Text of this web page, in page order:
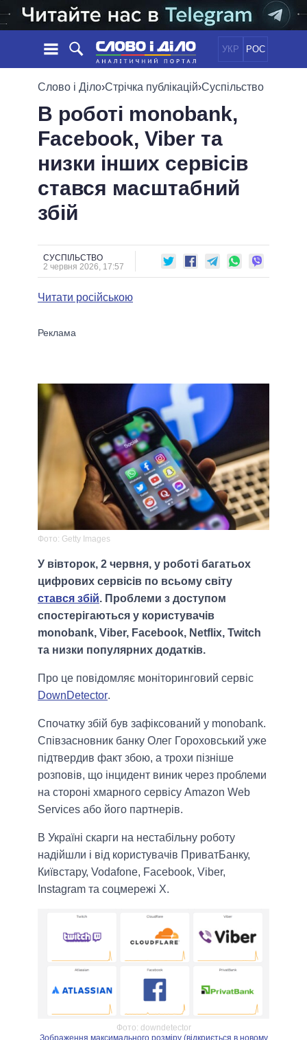
УКР РОС
НОВИНИ
СТРІЧКА
ПОДІЇ
СТАТТІ
ОГЛЯДИ
ДАЙДЖЕСТИ
ПОЛІТИКА
ЕКОНОМІКА
СУСПІЛЬСТВО
ОБIЦЯНКИ
ПОЛIТИКИ
ПРЕЗИДЕНТ І ОФІС
ВЕРХОВНА РАДА
ГОЛОВИ ОБЛАДМІНІСТРАЦІЙ
МЕРИ МІСТ
ВСІ ПЕРСОНИ
ІНФОГРАФІКА
ПОРІВНЯННЯ ПОЛІТИКІВ
Слово і Діло›Стрічка публікацій›Суспільство
В роботі monobank,
Facebook, Viber та
низки інших сервісів
стався масштабний
збій
СУСПІЛЬСТВО
2 червня 2026, 17:57
Читати російською
Фото: Getty Images
У вівторок, 2 червня, у роботі багатьох
цифрових сервісів по всьому світу
стався збій. Проблеми з доступом
спостерігаються у користувачів
monobank, Viber, Facebook, Netflix, Twitch
та низки популярних додатків.
Про це повідомляє моніторинговий сервіс
DownDetector.
Спочатку збій був зафіксований у monobank.
Співзасновник банку Олег Гороховський уже
підтвердив факт збою, а трохи пізніше
розповів, що інцидент виник через проблеми
на стороні хмарного сервісу Amazon Web
Services або його партнерів.
В Україні скарги на нестабільну роботу
надійшли і від користувачів ПриватБанку,
Київстару, Vodafone, Facebook, Viber,
Instagram та соцмережі X.
Фото: downdetector